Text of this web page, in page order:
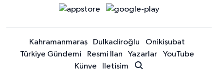
Kahramanmaraş Dulkadiroğlu
Onikişubat
Türkiye Gündemi
Resmi İlan Yazarlar
YouTube
Künye
İletişim